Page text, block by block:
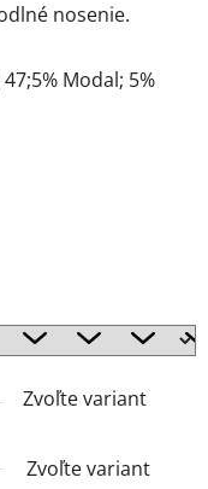
nosenie.
Modal; 5%
Zvoľte variant
Zvoľte variant